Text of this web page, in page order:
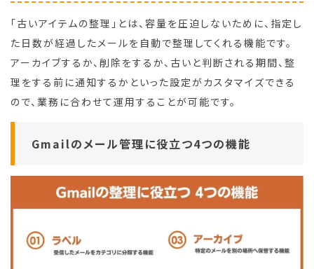
「古いアイテムの整理」とは、容量を圧迫しないために、指定し
た日数が経過したメールを自動で整理してくれる機能です。
アーカイブするか、削除をするか、古いと判断される期間、整
理をする前に通知するかといった設定がカスタマイズできる
ので、業務に合わせて運用することが可能です。
Gmailのメール管理に役立つ4つの機能